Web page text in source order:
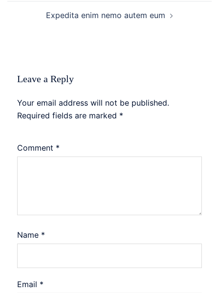
Expedita enim nemo autem eum
Leave a Reply
Your email address will not be published.
Required fields are marked *
Comment *
Name *
Email *